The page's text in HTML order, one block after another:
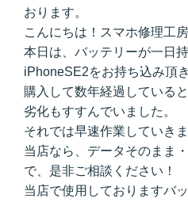
おります。
こんにちは！スマホ修理工
本日は、バッテリーが一日
iPhoneSE2をお持ち込み頂
購入して数年経過している
劣化もすすんでいました。
それでは早速作業していきま
当店なら、データそのまま
で、是非ご相談ください！
当店で使用しておりますバ